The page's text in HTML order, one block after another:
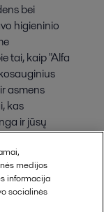
bei
higieninio
tai, kaip "Alfa
asmens
kas
ir jūsų
medijos
informacija
socialinės